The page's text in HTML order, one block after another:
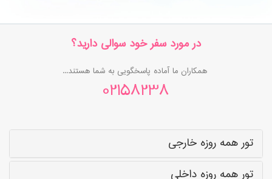
در مورد سفر خود سوالی دارید؟
همکاران ما آماده پاسخگویی به شما هستند...
02158238
تور همه روزه خارجی
تور همه روزه داخلی